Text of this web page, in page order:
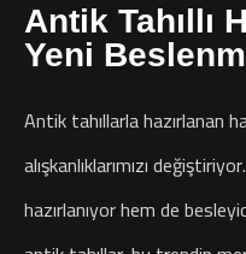
Antik Tahıllı
Yeni
Antik tahıllarla hazırlanan
alışkanlıklarımızı
hazırlanıyor hem de